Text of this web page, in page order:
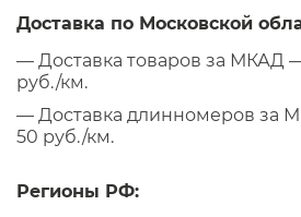
Доставка по Московской
— Доставка товаров за МКАД
руб./км.
— Доставка длинномеров за
50 руб./км.
Регионы РФ: